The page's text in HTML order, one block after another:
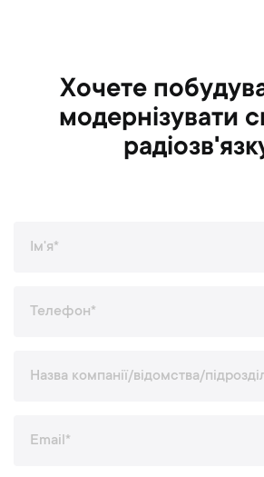
Хочете
модернізувати